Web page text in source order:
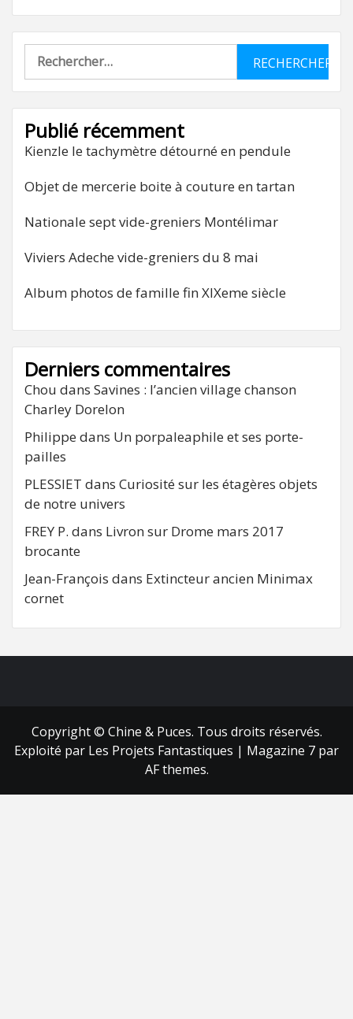
Rechercher :
Publié récemment
Kienzle le tachymètre détourné en pendule
Objet de mercerie boite à couture en tartan
Nationale sept vide-greniers Montélimar
Viviers Adeche vide-greniers du 8 mai
Album photos de famille fin XIXeme siècle
Derniers commentaires
Chou dans Savines : l’ancien village chanson
Charley Dorelon
Philippe dans Un porpaleaphile et ses porte-
pailles
PLESSIET dans Curiosité sur les étagères objets
de notre univers
FREY P. dans Livron sur Drome mars 2017
brocante
Jean-François dans Extincteur ancien Minimax
cornet
Copyright © Chine & Puces. Tous droits réservés.
Exploité par Les Projets Fantastiques | Magazine 7 par
AF themes.